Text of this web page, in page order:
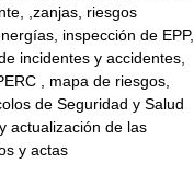
,zanjas, riesgos
inspección de EPP,
incidentes y accidentes,
, mapa de riesgos,
de Seguridad y Salud
actualización de las
y actas